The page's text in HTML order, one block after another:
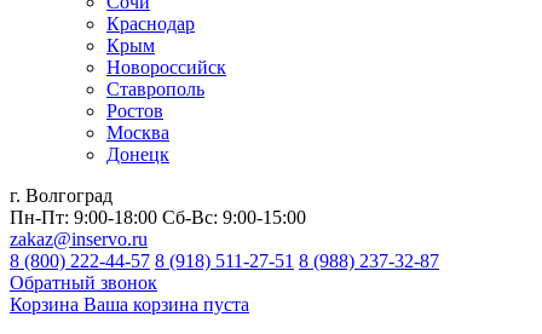
Краснодар
Крым
Новороссийск
Ставрополь
Ростов
Москва
Донецк
г. Волгоград
Пн-Пт: 9:00-18:00 Сб-Вс: 9:00-15:00
zakaz@inservo.ru
8 (800) 222-44-57 8 (918) 511-27-51 8 (988) 237-32-87
Обратный звонок
Корзина Ваша корзина пуста